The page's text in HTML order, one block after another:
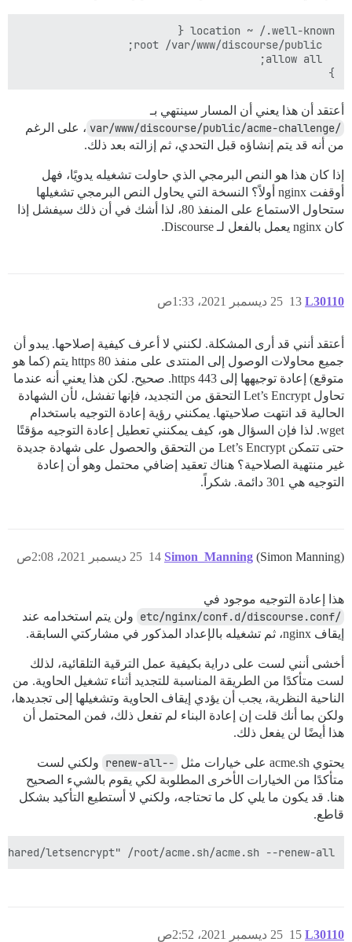
}
أعتقد أن هذا يعني أن المسار سينتهي بـ
/var/www/discourse/public/acme-challenge
، على الرغم
من أنه قد يتم إنشاؤه قبل التحدي، ثم إزالته بعد ذلك.
إذا كان هذا هو النص البرمجي الذي حاولت تشغيله يدويًا، فهل
أوقفت nginx أولاً؟ النسخة التي يحاول النص البرمجي تشغيلها
ستحاول الاستماع على المنفذ 80، لذا أشك في أن ذلك سيفشل إذا
كان nginx يعمل بالفعل لـ Discourse.
L30110 25 ديسمبر 2021، 1:33ص 13
أعتقد أنني قد أرى المشكلة. لكنني لا أعرف كيفية إصلاحها. يبدو أن
جميع محاولات الوصول إلى المنتدى على منفذ https 80 يتم (كما هو
متوقع) إعادة توجيهها إلى https 443. صحيح. لكن هذا يعني أنه عندما
تحاول Let’s Encrypt التحقق من التجديد، فإنها تفشل، لأن الشهادة
الحالية قد انتهت صلاحيتها. يمكنني رؤية إعادة التوجيه باستخدام
wget. لذا فإن السؤال هو، كيف يمكنني تعطيل إعادة التوجيه مؤقتًا
حتى تتمكن Let’s Encrypt من التحقق والحصول على شهادة جديدة
غير منتهية الصلاحية؟ هناك تعقيد إضافي محتمل وهو أن إعادة
التوجيه هي 301 دائمة. شكراً.
Simon_Manning (Simon Manning) 25 ديسمبر 2021، 2:08ص 14
هذا إعادة التوجيه موجود في
/etc/nginx/conf.d/discourse.conf
ولن يتم استخدامه عند
إيقاف nginx، ثم تشغيله بالإعداد المذكور في مشاركتي السابقة.
أخشى أنني لست على دراية بكيفية عمل الترقية التلقائية، لذلك
لست متأكدًا من الطريقة المناسبة للتجديد أثناء تشغيل الحاوية. من
الناحية النظرية، يجب أن يؤدي إيقاف الحاوية وتشغيلها إلى تجديدها،
ولكن بما أنك قلت إن إعادة البناء لم تفعل ذلك، فمن المحتمل أن
هذا أيضًا لن يفعل ذلك.
يحتوي acme.sh على خيارات مثل --renew-all
ولكني لست
متأكدًا من الخيارات الأخرى المطلوبة لكي يقوم بالشيء الصحيح
هنا. قد يكون ما يلي كل ما تحتاجه، ولكني لا أستطيع التأكيد بشكل
قاطع.
shared/letsencrypt" /root/acme.sh/acme.sh --renew-all
L30110 25 ديسمبر 2021، 2:52ص 15